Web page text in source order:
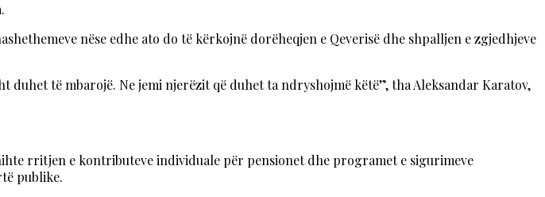
nëse edhe ato do të kërkojnë dorëheqjen e Qeverisë dhe shpalljen e zgjedhjeve
duhet të mbarojë. Ne jemi njerëzit që duhet ta ndryshojmë këtë”, tha Aleksandar Karatov,
rritjen e kontributeve individuale për pensionet dhe programet e sigurimeve
publike.